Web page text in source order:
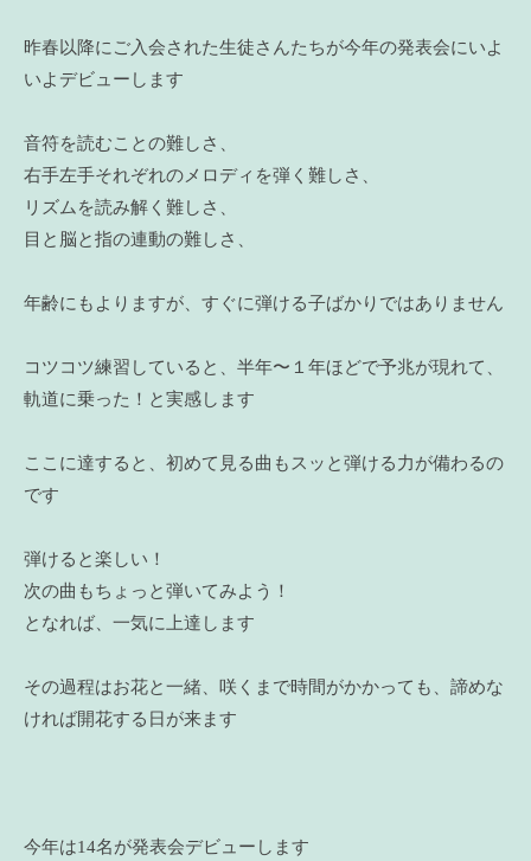
昨春以降にご入会された生徒さんたちが今年の発表会にいよ
いよデビューします
音符を読むことの難しさ、
右手左手それぞれのメロディを弾く難しさ、
リズムを読み解く難しさ、
目と脳と指の連動の難しさ、
年齢にもよりますが、すぐに弾ける子ばかりではありません
コツコツ練習していると、半年〜１年ほどで予兆が現れて、
軌道に乗った！と実感します
ここに達すると、初めて見る曲もスッと弾ける力が備わるの
です
弾けると楽しい！
次の曲もちょっと弾いてみよう！
となれば、一気に上達します
その過程はお花と一緒、咲くまで時間がかかっても、諦めな
ければ開花する日が来ます
今年は14名が発表会デビューします